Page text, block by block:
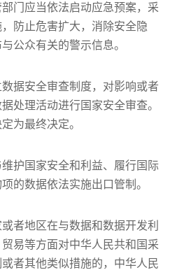
门应当依法启动应急预案，采
防止危害扩大，消除安全隐
公众有关的警示信息。
据安全审查制度，对影响或者
处理活动进行国家安全审查。
为最终决定。
护国家安全和利益、履行国际
的数据依法实施出口管制。
者地区在与数据和数据开发利
易等方面对中华人民共和国采
者其他类似措施的，中华人民